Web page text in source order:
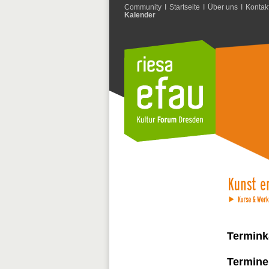
Community I Startseite I Über uns I
Kalender